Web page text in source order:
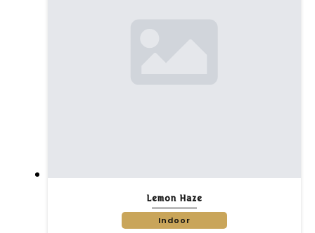
Lemon Haze
Indoor